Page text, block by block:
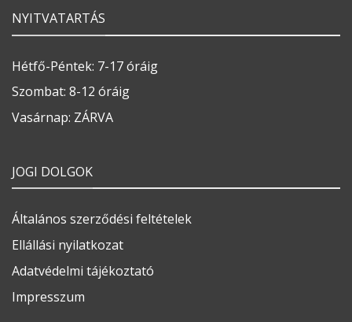
NYITVATARTÁS
Hétfő-Péntek: 7-17 óráig
Szombat: 8-12 óráig
Vasárnap: ZÁRVA
JOGI DOLGOK
Általános szerződési feltételek
Ellállási nyilatkozat
Adatvédelmi tájékoztató
Impresszum